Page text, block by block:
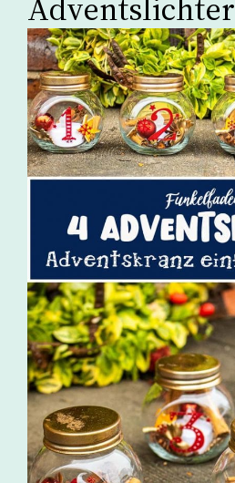
Adventslichter